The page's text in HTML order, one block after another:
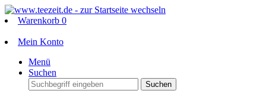
Warenkorb 0
Mein Konto
Menü
Suchen
Suchen